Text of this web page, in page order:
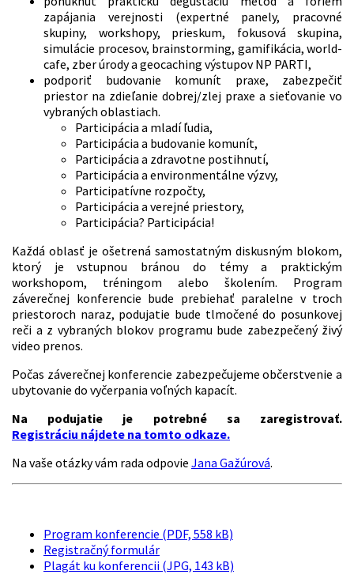
zapájania verejnosti (expertné panely, pracovné
skupiny, workshopy, prieskum, fokusová skupina,
simulácie procesov, brainstorming, gamifikácia, world-
cafe, zber úrody a geocaching výstupov NP PARTI,
podporiť budovanie komunít praxe, zabezpečiť
priestor na zdieľanie dobrej/zlej praxe a sieťovanie vo
vybraných oblastiach.
Participácia a mladí ľudia,
Participácia a budovanie komunít,
Participácia a zdravotne postihnutí,
Participácia a environmentálne výzvy,
Participatívne rozpočty,
Participácia a verejné priestory,
Participácia? Participácia!
Každá oblasť je ošetrená samostatným diskusným blokom,
ktorý je vstupnou bránou do témy a praktickým
workshopom, tréningom alebo školením. Program
záverečnej konferencie bude prebiehať paralelne v troch
priestoroch naraz, podujatie bude tlmočené do posunkovej
reči a z vybraných blokov programu bude zabezpečený živý
video prenos.
Počas záverečnej konferencie zabezpečujeme občerstvenie a
ubytovanie do vyčerpania voľných kapacít.
Na podujatie je potrebné sa zaregistrovať.
Registráciu nájdete na tomto odkaze.
Na vaše otázky vám rada odpovie Jana Gažúrová.
Program konferencie (PDF, 558 kB)
Registračný formulár
Plagát ku konferencii (JPG, 143 kB)